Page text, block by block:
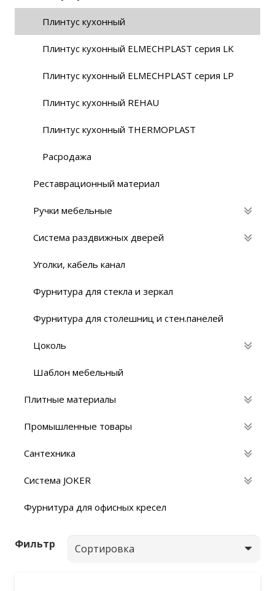
Плинтус кухонный
Плинтус кухонный ELMECHPLAST серия LK
Плинтус кухонный ELMECHPLAST серия LP
Плинтус кухонный REHAU
Плинтус кухонный THERMOPLAST
Расродажа
Реставрационный материaл
Ручки мебельные
Система раздвижных дверей
Уголки, кабель канал
Фурнитура для стекла и зеркал
Фурнитура для столешниц и стен.панелей
Цоколь
Шаблон мебельный
Плитные материалы
Промышленные товары
Сантехника
Система JOKER
Фурнитура для офисных кресел
Фильтр